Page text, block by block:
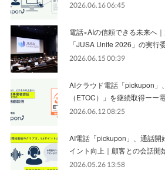
2026.06.16 06:45
電話×AIの信頼できる未来へ
「JUSA Unite 2026」の実行
2026.06.15 00:39
AIクラウド電話「pickupon」
（ETOC）」を継続取得ー
2026.06.12 08:25
AI電話「pickupon」、通話開
イント向上｜顧客との会話開
2026.05.26 13:58